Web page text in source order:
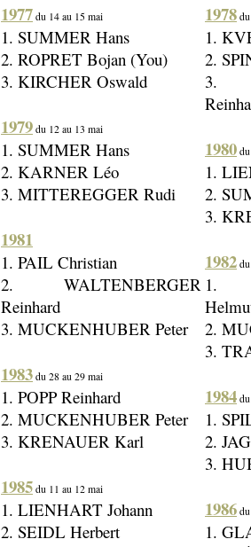
1977 du 14 au 15 mai
1. SUMMER Hans
2. ROPRET Bojan (You)
3. KIRCHER Oswald
1979 du 12 au 13 mai
1. SUMMER Hans
2. KARNER Léo
3. MITTEREGGER Rudi
1981
1. PAIL Christian
2. WALTENBERGER
Reinhard
3. MUCKENHUBER Peter
1983 du 28 au 29 mai
1. POPP Reinhard
2. MUCKENHUBER Peter
3. KRENAUER Karl
1985 du 11 au 12 mai
1. LIENHART Johann
2. SEIDL Herbert
1978
1.
2.
3.
1980
1.
2.
3.
1982
1.
2.
3.
1984
1.
2.
3.
1986
1.